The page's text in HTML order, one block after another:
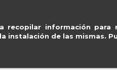
recopilar información
instalación de las mismas.